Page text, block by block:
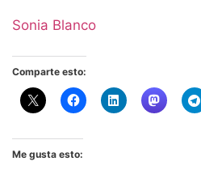
Sonia Blanco
Comparte esto:
Me gusta esto: